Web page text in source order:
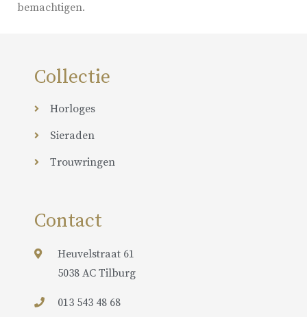
bemachtigen.
Collectie
Horloges
Sieraden
Trouwringen
Contact
Heuvelstraat 61
5038 AC Tilburg
013 543 48 68